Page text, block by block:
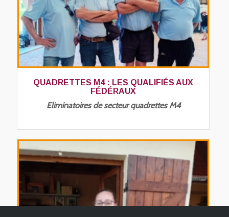
QUADRETTES M4 : LES QUALIFIÉS AUX
FÉDÉRAUX
Eliminatoires de secteur quadrettes M4